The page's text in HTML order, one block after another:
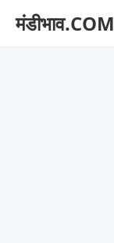
मंडीभाव.COM